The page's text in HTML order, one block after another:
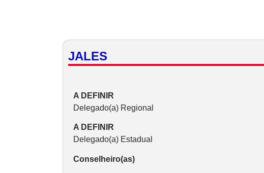
JALES
A DEFINIR
Delegado(a) Regional
A DEFINIR
Delegado(a) Estadual
Conselheiro(as)